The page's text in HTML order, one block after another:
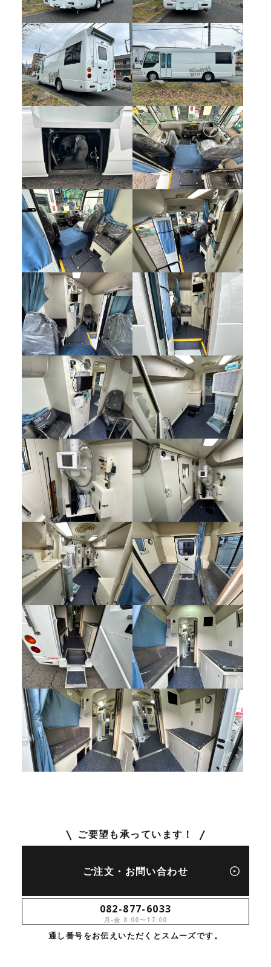
ご要望も承っています！
ご注文・お問い合わせ
082-877-6033
月-金 8:00〜17:00
通し番号をお伝えいただくとスムーズです。